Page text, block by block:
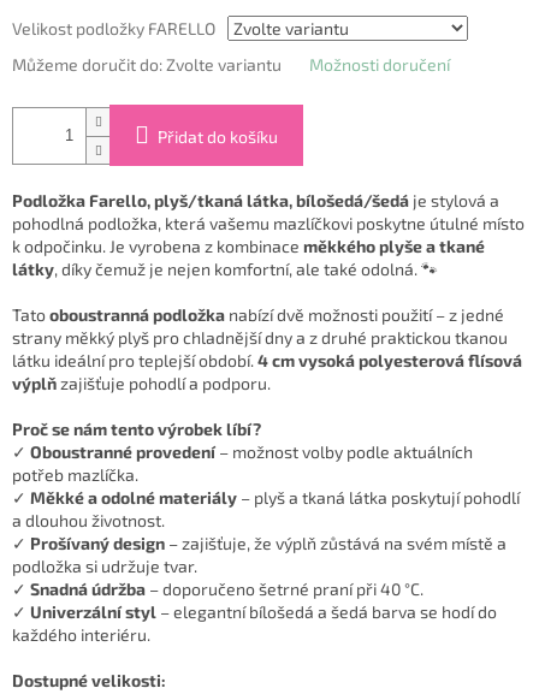
Velikost podložky FARELLO
Můžeme doručit do: Zvolte variantu Možnosti doručení
Přidat do košíku
Podložka Farello, plyš/tkaná látka, bílošedá/šedá je stylová a
pohodlná podložka, která vašemu mazlíčkovi poskytne útulné místo
k odpočinku. Je vyrobena z kombinace měkkého plyše a tkané
látky, díky čemuž je nejen komfortní, ale také odolná. 🐾
Tatooboustranná podložka nabízí dvě možnosti použití – z jedné
strany měkký plyš pro chladnější dny a z druhé praktickou tkanou
látku ideální pro teplejší období. 4 cm vysoká polyesterová flísová
výplňzajišťuje pohodlí a podporu.
Proč se nám tento výrobek líbí?
✓ Oboustranné provedení– možnost volby podle aktuálních
potřeb mazlíčka.
✓ Měkké a odolné materiály – plyš a tkaná látka poskytují pohodlí
a dlouhou životnost.
✓ Prošívaný design – zajišťuje, že výplň zůstává na svém místě a
podložka si udržuje tvar.
✓ Snadná údržba – doporučeno šetrné praní při 40 °C.
✓ Univerzální styl – elegantní bílošedá a šedá barva se hodí do
každého interiéru.
Dostupné velikosti: